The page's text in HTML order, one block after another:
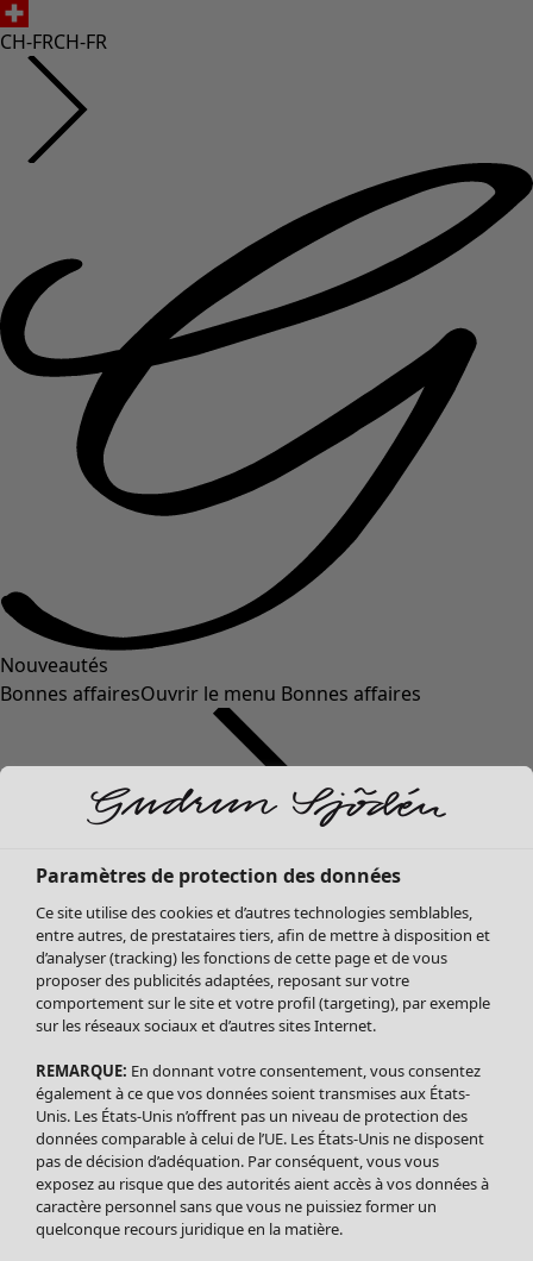
CH-FRCH-FR
Nouveautés
Bonnes affairesOuvrir le menu Bonnes affaires
Soldes Vêtements
Tous les vêtements
Robes
Tuniques
Blouses
Tops
Gilets
Pantalon
Jupes
Paramètres de protection des données
Ce site utilise des cookies et d’autres technologies semblables,
entre autres, de prestataires tiers, afin de mettre à disposition et
d’analyser (tracking) les fonctions de cette page et de vous
proposer des publicités adaptées, reposant sur votre
comportement sur le site et votre profil (targeting), par exemple
sur les réseaux sociaux et d’autres sites Internet.
REMARQUE: En donnant votre consentement, vous consentez
également à ce que vos données soient transmises aux États-
Unis. Les États-Unis n’offrent pas un niveau de protection des
données comparable à celui de l’UE. Les États-Unis ne disposent
pas de décision d’adéquation. Par conséquent, vous vous
exposez au risque que des autorités aient accès à vos données à
caractère personnel sans que vous ne puissiez former un
quelconque recours juridique en la matière.